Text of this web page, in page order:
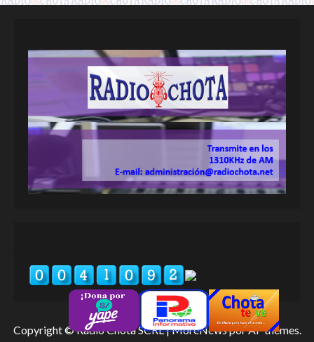
Copyright © Radio Chota SCRL|MoreNewspor AF themes.